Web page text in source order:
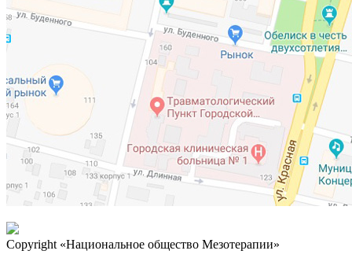
Copyright «Национальное общество Мезотерапии»